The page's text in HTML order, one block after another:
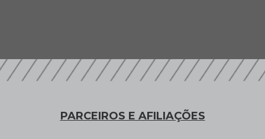
PARCEIROS E AFILIAÇÕES